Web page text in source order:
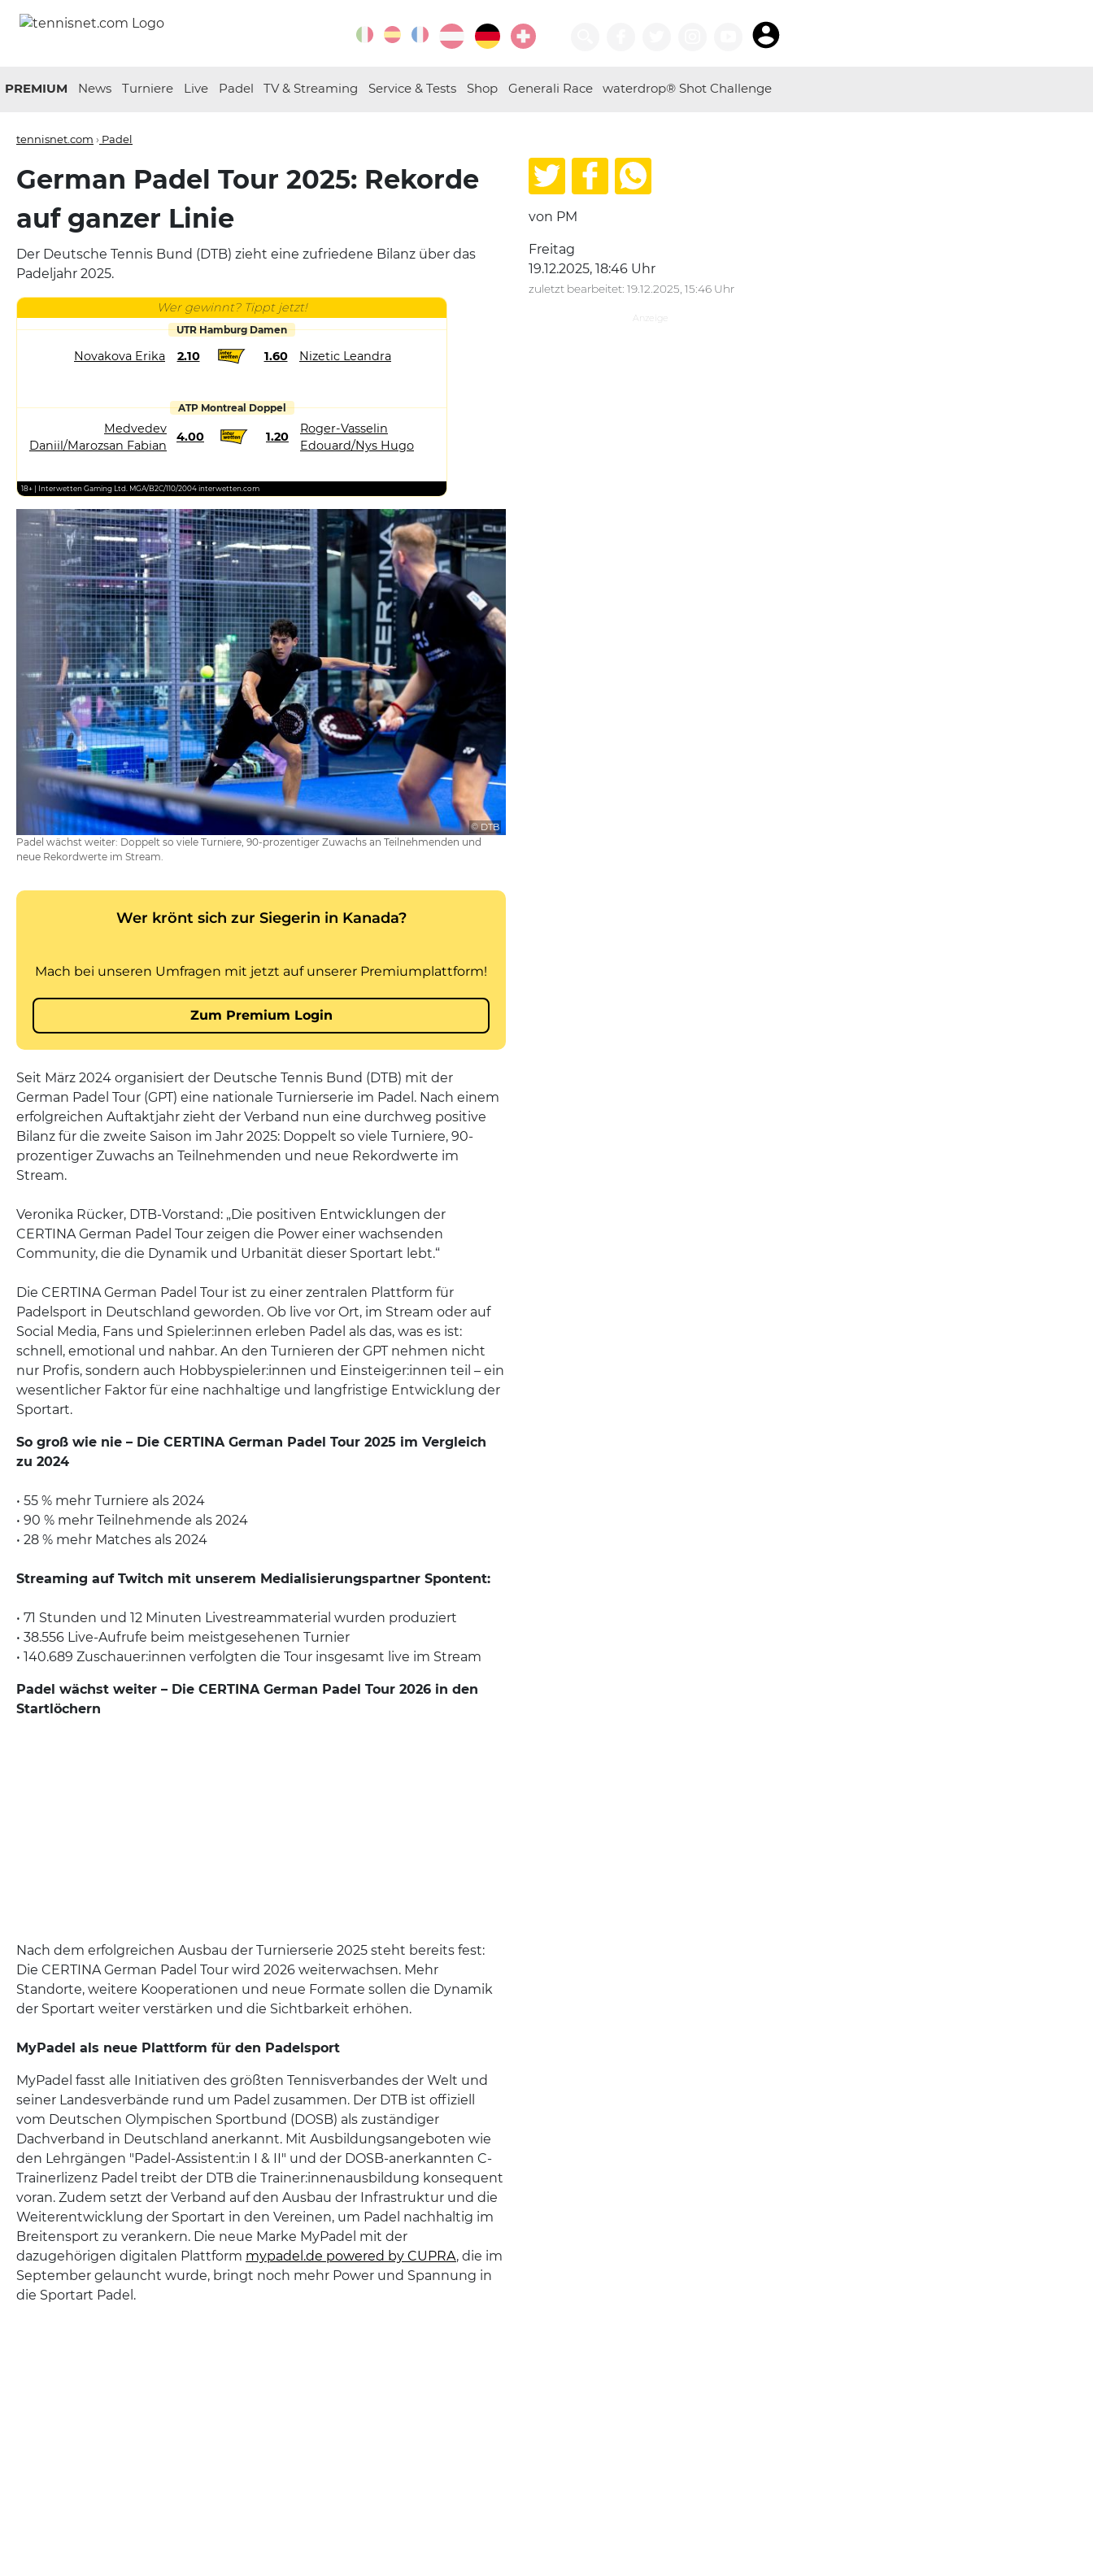
PREMIUM News Turniere Live Padel TV & Streaming Service & Tests Shop Generali Race waterdrop® Shot Challenge
tennisnet.com › Padel
German Padel Tour 2025: Rekorde
auf ganzer Linie
Der Deutsche Tennis Bund (DTB) zieht eine zufriedene Bilanz über das
Padeljahr 2025.
Wer gewinnt? Tippt jetzt!
UTR Hamburg Damen
Novakova Erika 2.10 1.60 Nizetic Leandra
ATP Montreal Doppel
Medvedev
Daniil/Marozsan Fabian
4.00 1.20
Roger-Vasselin
Edouard/Nys Hugo
18+ | Interwetten Gaming Ltd. MGA/B2C/110/2004 interwetten.com
© DTB
Padel wächst weiter: Doppelt so viele Turniere, 90-prozentiger Zuwachs an Teilnehmenden und
neue Rekordwerte im Stream.
Seit März 2024 organisiert der Deutsche Tennis Bund (DTB) mit der
German Padel Tour (GPT) eine nationale Turnierserie im Padel. Nach einem
erfolgreichen Auftaktjahr zieht der Verband nun eine durchweg positive
Bilanz für die zweite Saison im Jahr 2025: Doppelt so viele Turniere, 90-
prozentiger Zuwachs an Teilnehmenden und neue Rekordwerte im
Stream.
Veronika Rücker, DTB-Vorstand: „Die positiven Entwicklungen der
CERTINA German Padel Tour zeigen die Power einer wachsenden
Community, die die Dynamik und Urbanität dieser Sportart lebt.“
Die CERTINA German Padel Tour ist zu einer zentralen Plattform für
Padelsport in Deutschland geworden. Ob live vor Ort, im Stream oder auf
Social Media, Fans und Spieler:innen erleben Padel als das, was es ist:
schnell, emotional und nahbar. An den Turnieren der GPT nehmen nicht
nur Profis, sondern auch Hobbyspieler:innen und Einsteiger:innen teil – ein
wesentlicher Faktor für eine nachhaltige und langfristige Entwicklung der
Sportart.
So groß wie nie – Die CERTINA German Padel Tour 2025 im Vergleich
zu 2024
• 55 % mehr Turniere als 2024
• 90 % mehr Teilnehmende als 2024
• 28 % mehr Matches als 2024
Streaming auf Twitch mit unserem Medialisierungspartner Spontent:
• 71 Stunden und 12 Minuten Livestreammaterial wurden produziert
• 38.556 Live-Aufrufe beim meistgesehenen Turnier
• 140.689 Zuschauer:innen verfolgten die Tour insgesamt live im Stream
Padel wächst weiter – Die CERTINA German Padel Tour 2026 in den
Startlöchern
Nach dem erfolgreichen Ausbau der Turnierserie 2025 steht bereits fest:
Die CERTINA German Padel Tour wird 2026 weiterwachsen. Mehr
Standorte, weitere Kooperationen und neue Formate sollen die Dynamik
der Sportart weiter verstärken und die Sichtbarkeit erhöhen.
MyPadel als neue Plattform für den Padelsport
MyPadel fasst alle Initiativen des größten Tennisverbandes der Welt und
seiner Landesverbände rund um Padel zusammen. Der DTB ist offiziell
vom Deutschen Olympischen Sportbund (DOSB) als zuständiger
Dachverband in Deutschland anerkannt. Mit Ausbildungsangeboten wie
den Lehrgängen "Padel-Assistent:in I & II" und der DOSB-anerkannten C-
Trainerlizenz Padel treibt der DTB die Trainer:innenausbildung konsequent
voran. Zudem setzt der Verband auf den Ausbau der Infrastruktur und die
Weiterentwicklung der Sportart in den Vereinen, um Padel nachhaltig im
Breitensport zu verankern. Die neue Marke MyPadel mit der
dazugehörigen digitalen Plattform mypadel.de powered by CUPRA, die im
September gelauncht wurde, bringt noch mehr Power und Spannung in
die Sportart Padel.
von PM
Freitag
19.12.2025, 18:46 Uhr
zuletzt bearbeitet: 19.12.2025, 15:46 Uhr